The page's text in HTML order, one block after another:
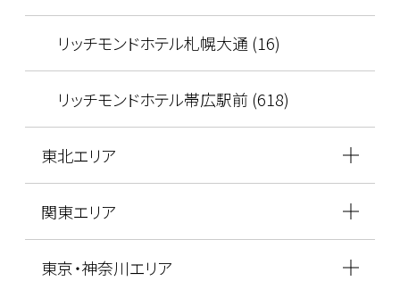
リッチモンドホテル札幌大通 (16)
リッチモンドホテル帯広駅前 (618)
東北エリア
関東エリア
東京・神奈川エリア